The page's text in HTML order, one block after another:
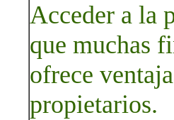
Acceder a la
que muchas
ofrece
propietarios.